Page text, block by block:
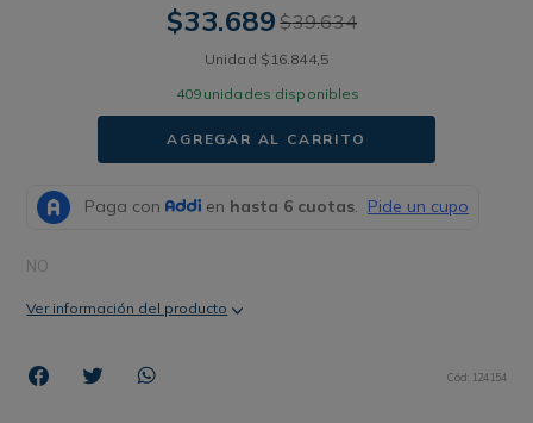
$33.689 $39.634
Unidad $ 16 844, 5
409 unidades disponibles
AGREGAR AL CARRITO
NO
Ver información del producto
Cód: 124154